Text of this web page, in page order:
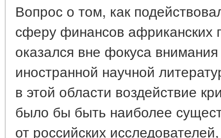
Вопрос о том, как
сферу финансов африканских
оказался вне фокуса
иностранной научной
в этой области воздействие
было бы быть наиболее
от российских